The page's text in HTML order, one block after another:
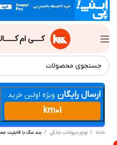
ارسال رایگان ویژه اولین خرید :
km01
لوازم حیوانات خانگی بند سگ با قابلیت جمع شدن